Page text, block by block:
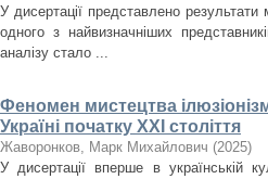
У дисертації представлено
одного з найвизначніших
аналізу стало ...
Феномен мистецтва
Україні початку ХХІ століття
Жаворонков, Марк Михайлович (2025)
У дисертації вперше в українській